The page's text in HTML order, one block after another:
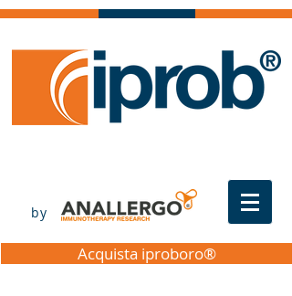
by
Acquista iproboro®